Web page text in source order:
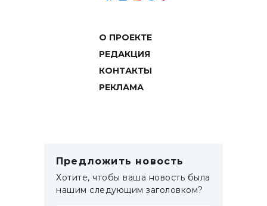
О ПРОЕКТЕ
РЕДАКЦИЯ
КОНТАКТЫ
РЕКЛАМА
Предложить новость
Хотите, чтобы ваша новость была
нашим следующим заголовком?